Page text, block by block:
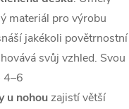
materiál pro výrobu
jakékoli povětrnostní
svůj vzhled. Svou
4–6
u nohouzajistí větší